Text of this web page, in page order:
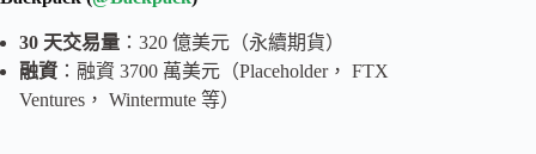
30 天交易量 ：320 億美元（永續期貨）
融資 ：融資 3700 萬美元（Placeholder， FTX
Ventures， Wintermute 等）